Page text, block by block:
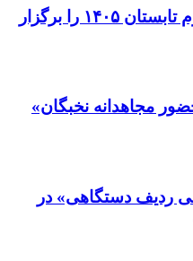
دانشگاه شهید بهشتی ترم تابستان ۱۴۰۵ را برگزار
مجاهدانه نخبگان»
ردیف دستگاهی» در